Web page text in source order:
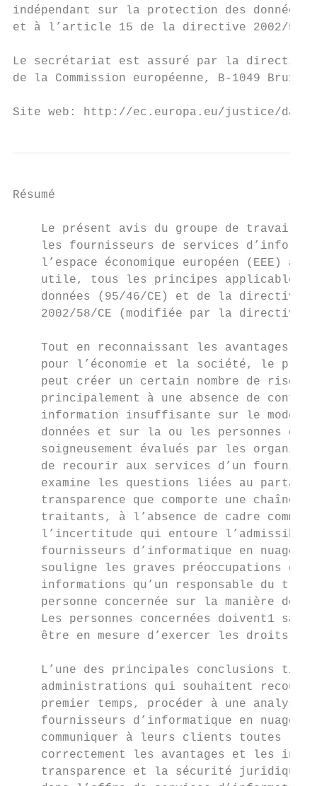
indépendant sur la protection des
et à l’article 15 de la directive 2002/58/
Le secrétariat est assuré par la direction
de la Commission européenne, B-1049
Site web: http://ec.europa.eu/justice/data-
Résumé
Le présent avis du groupe de travail
les fournisseurs de services
l’espace économique européen (EEE)
utile, tous les principes applicables
données (95/46/CE) et de la directive
2002/58/CE (modifiée par la directive
Tout en reconnaissant les avantages
pour l’économie et la société, le
peut créer un certain nombre de
principalement à une absence de
information insuffisante sur le mode
données et sur la ou les personnes
soigneusement évalués par les
de recourir aux services d’un
examine les questions liées au
transparence que comporte une chaîne
traitants, à l’absence de cadre
l’incertitude qui entoure
fournisseurs d’informatique en nuage
souligne les graves préoccupations
informations qu’un responsable du
personne concernée sur la manière
Les personnes concernées doivent1
être en mesure d’exercer les droits
L’une des principales conclusions
administrations qui souhaitent
premier temps, procéder à une analyse
fournisseurs d’informatique en nuage
communiquer à leurs clients toutes
correctement les avantages et les
transparence et la sécurité juridique